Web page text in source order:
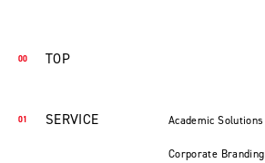
TOP
SERVICE Academic Solutions
Corporate Branding